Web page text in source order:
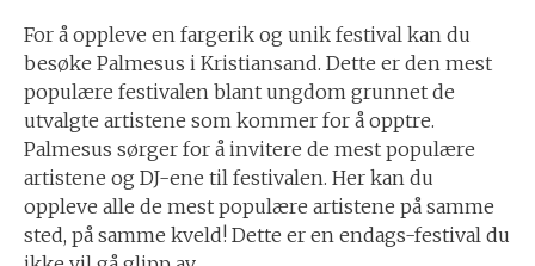
For å oppleve en fargerik og unik festival kan du
besøke Palmesus i Kristiansand. Dette er den mest
populære festivalen blant ungdom grunnet de
utvalgte artistene som kommer for å opptre.
Palmesus sørger for å invitere de mest populære
artistene og DJ-ene til festivalen. Her kan du
oppleve alle de mest populære artistene på samme
sted, på samme kveld! Dette er en endags-festival du